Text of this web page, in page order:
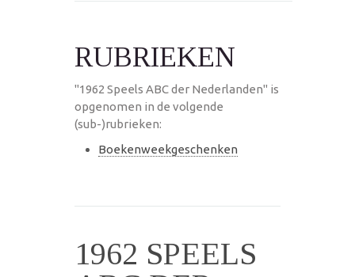
RUBRIEKEN
"1962 Speels ABC der Nederlanden" is
opgenomen in de volgende
(sub-)rubrieken:
Boekenweekgeschenken
1962 SPEELS